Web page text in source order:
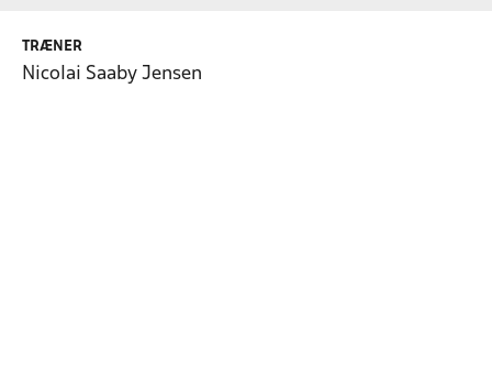
TRÆNER
Nicolai Saaby Jensen